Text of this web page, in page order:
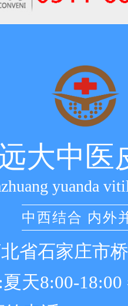
大中医
yuanda
中西结合 内外
省石家庄市
天8:00-18:00